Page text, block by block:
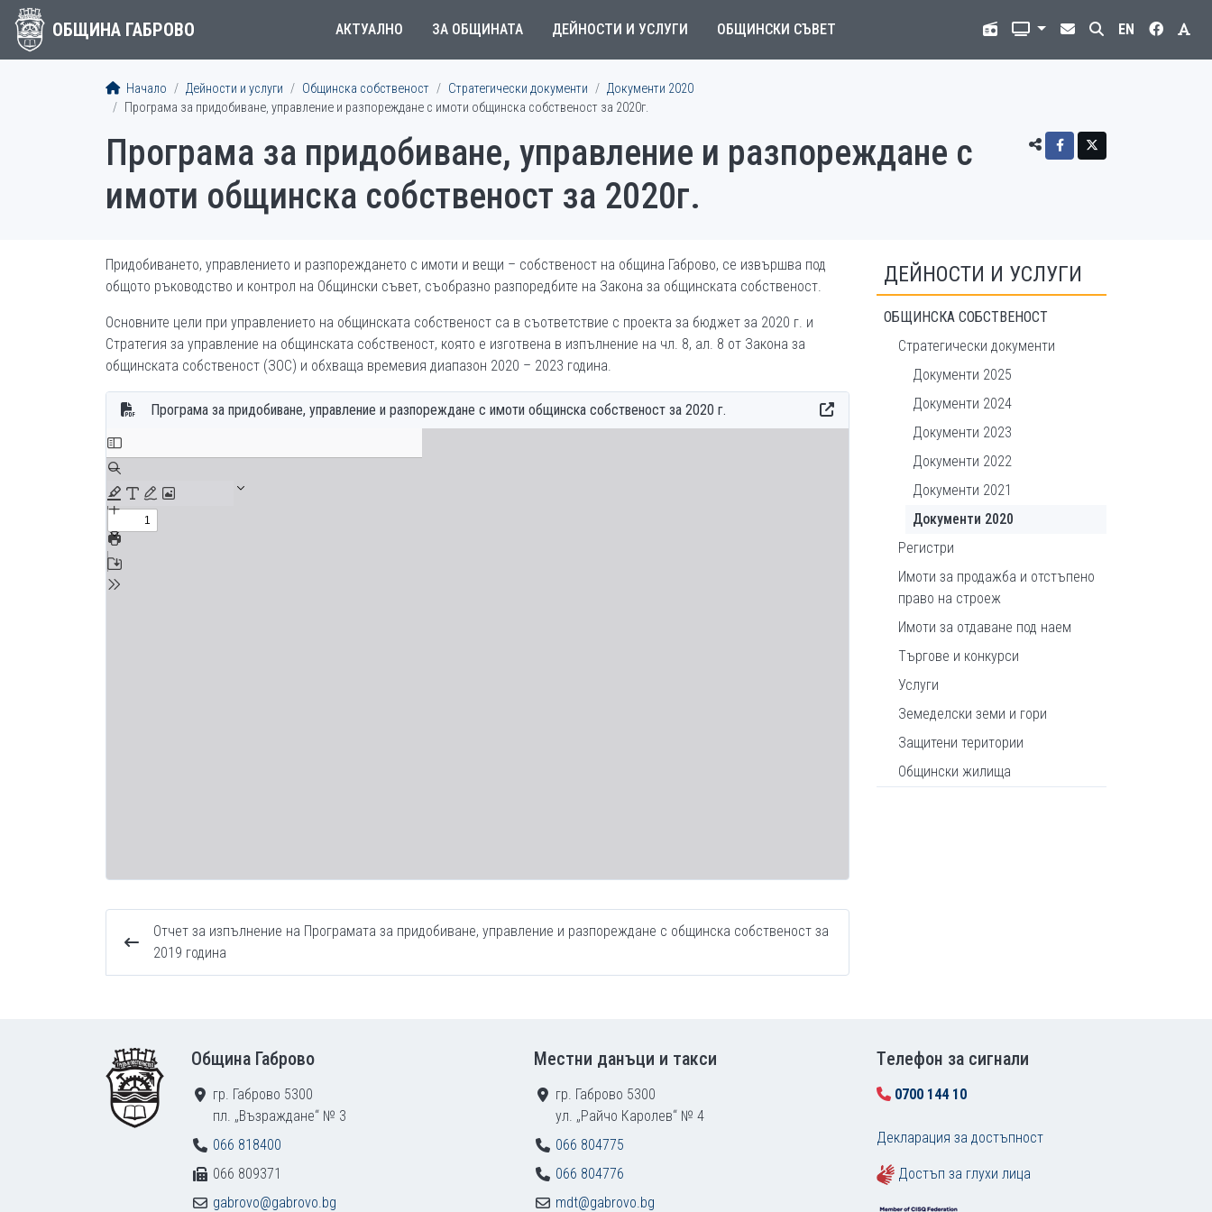
ОБЩИНА ГАБРОВО АКТУАЛНО ЗА ОБЩИНАТА ДЕЙНОСТИ И УСЛУГИ ОБЩИНСКИ СЪВЕТ EN
Начало Дейности и услуги Общинска собственост Стратегически документи
Документи 2020
Програма за придобиване, управление и разпореждане с имоти общинска собственост за 2020г.
Програма за придобиване, управление и разпореждане с
имоти общинска собственост за 2020г.
Придобиването, управлението и разпореждането с имоти и вещи – собственост на община Габрово, се извършва под
общото ръководство и контрол на Общински съвет, съобразно разпоредбите на Закона за общинската собственост.
Основните цели при управлението на общинската собственост са в съответствие с проекта за бюджет за 2020 г. и
Стратегия за управление на общинската собственост, която е изготвена в изпълнение на чл. 8, ал. 8 от Закона за
общинската собственост (ЗОС) и обхваща времевия диапазон 2020 – 2023 година.
Програма за придобиване, управление и разпореждане с имоти общинска собственост за 2020 г.
Отчет за изпълнение на Програмата за придобиване, управление и разпореждане с общинска собственост за
2019 година
ДЕЙНОСТИ И УСЛУГИ
ОБЩИНСКА СОБСТВЕНОСТ
Стратегически документи
Документи 2025
Документи 2024
Документи 2023
Документи 2022
Документи 2021
Документи 2020
Регистри
Имоти за продажба и отстъпено
право на строеж
Имоти за отдаване под наем
Търгове и конкурси
Услуги
Земеделски земи и гори
Защитени територии
Общински жилища
Община Габрово
гр. Габрово 5300
пл. „Възраждане“ № 3
066 818400
066 809371
gabrovo@gabrovo.bg
Местни данъци и такси
гр. Габрово 5300
ул. „Райчо Каролев“ № 4
066 804775
066 804776
mdt@gabrovo.bg
Tелефон за сигнали
0700 144 10
Декларация за достъпност
Достъп за глухи лица